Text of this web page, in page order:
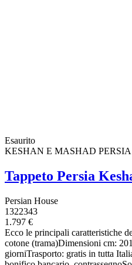
Esaurito
KESHAN E MASHAD PERSIA
Tappeto Persia
Persian House
1322343
1.797 €
Ecco le principali caratteristiche
cotone (trama)Dimensioni cm:
giorniTrasporto: gratis in tutta